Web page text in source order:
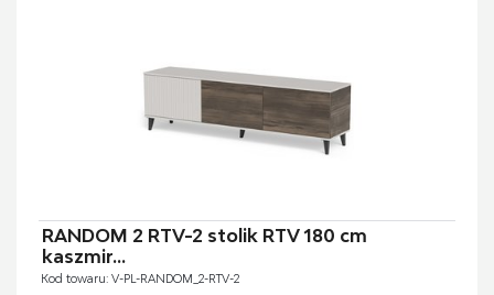
RANDOM 2 RTV-2 stolik RTV 180 cm
kaszmir...
Kod towaru: V-PL-RANDOM_2-RTV-2